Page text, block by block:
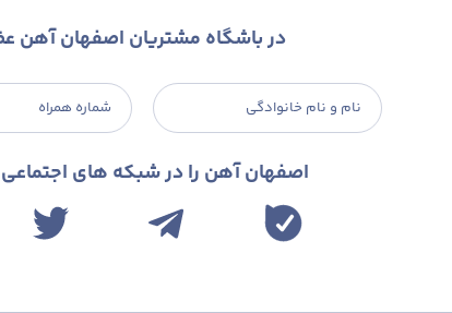
در باشگاه مشتریان اصفهان آهن
نام و نام خانوادگی شماره همراه
اصفهان آهن را در شبکه های اجتماعی